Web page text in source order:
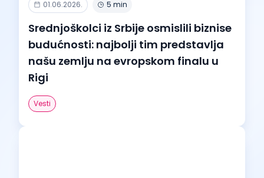
01.06.2026. 5 min
Srednjoškolci iz Srbije osmislili biznise
budućnosti: najbolji tim predstavlja
našu zemlju na evropskom finalu u
Rigi
Vesti